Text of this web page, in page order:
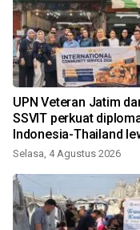
UPN Veteran Jatim
SSVIT perkuat
Indonesia-Thailand
BIPA Bisnis
Selasa, 4 Agustus 2026